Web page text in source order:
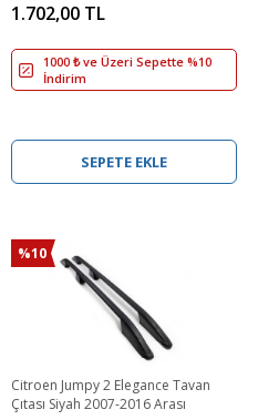
1.702,00 TL
1000 ₺ ve Üzeri Sepette %10
İndirim
SEPETE EKLE
%10
Citroen Jumpy 2 Elegance Tavan
Çıtası Siyah 2007-2016 Arası